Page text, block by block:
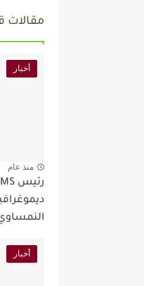
مقالات
أخبار
منذ عام
أخبار